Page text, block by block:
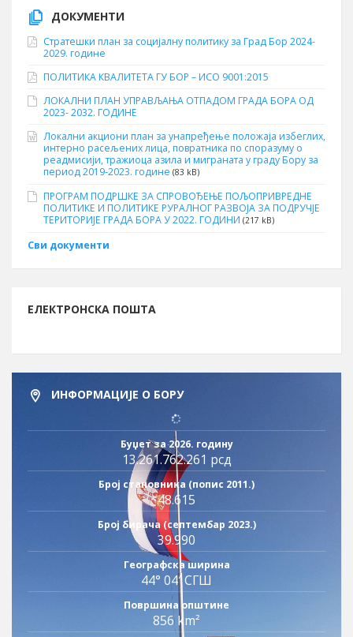
ДОКУМЕНТИ
Стратешки план за социјалну политику за Град Бор 2024-
2029. године
ПОЛИТИКА КВАЛИТЕТА ГУ БОР – ИСО 9001:2015
ЛОКАЛНИ ПЛАН УПРАВЉАЊА ОТПАДОМ ГРАДА БОРА ОД
2023- 2032. ГОДИНЕ
Локални акциони план за унапређење положаја избеглих,
интерно расељених лица, повратника по споразуму о
реадмисији, тражиоца азила и миграната у граду Бору за
период 2019-2023. године (83 kB)
ПРОГРАМ ПОДРШКЕ ЗА СПРОВОЂЕЊЕ ПОЉОПРИВРЕДНЕ
ПОЛИТИКЕ И ПОЛИТИКЕ РУРАЛНОГ РАЗВОЈА ЗА ПОДРУЧЈЕ
ТЕРИТОРИЈЕ ГРАДА БОРА У 2022. ГОДИНИ (217 kB)
Сви документи
ЕЛЕКТРОНСКА ПОШТА
ИНФОРМАЦИЈЕ О БОРУ
Буџет за 2026. годину
13.261.762.261 рсд
Број становника (попис 2011.)
48.615
Број бирача (септембар 2023.)
39.990
Географска ширина
44° 04′ СГШ
Површина општине
856 km²